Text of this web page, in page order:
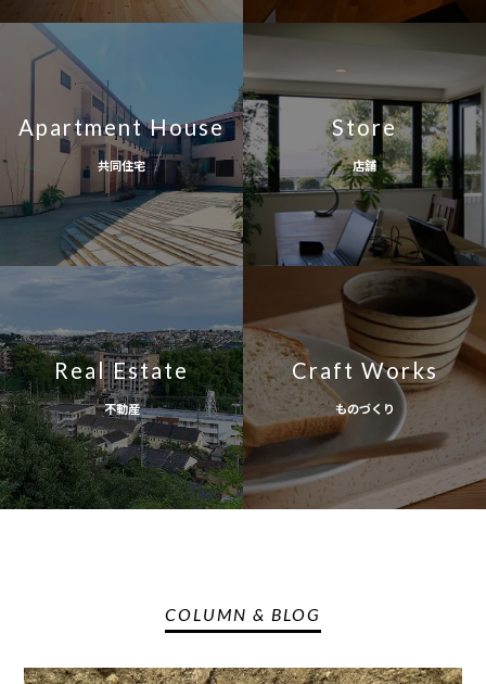
Apartment House
共同住宅
Store
店舗
Real Estate
不動産
Craft Works
ものづくり
COLUMN & BLOG